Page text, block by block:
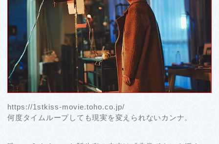
https://1stkiss-movie.toho.co.jp/
何度タイムループしても現実を変えられないカンナ。